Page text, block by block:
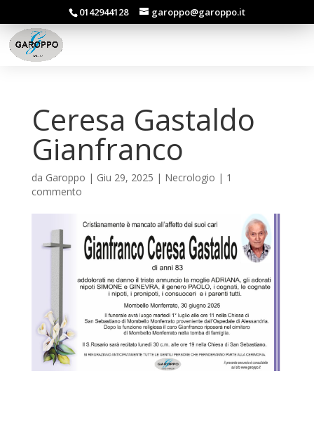
0142944128 garoppo@garoppo.it
Ceresa Gastaldo
Gianfranco
da Garoppo | Giu 29, 2025 | Necrologio | 1
commento